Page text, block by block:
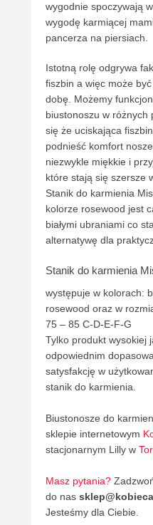
wygodnie spoczywają
wygodę karmiącej
pancerza na piersiach.
Istotną rolę odgrywa
fiszbin a więc może
dobę. Możemy
biustonoszu w różnych
się że uciskająca
podnieść komfort
niezwykle miękkie i
które stają się szersze
Stanik do karmienia
kolorze rosewood jest
białymi ubraniami co
alternatywę dla
Stanik do karmienia
występuje w kolorach:
rosewood oraz w
75 – 85 C-D-E-F-G
Tylko produkt wysokiej
odpowiednim
satysfakcję w
stanik do karmienia.
Biustonosze do
sklepie internetowym
stacjonarnym Lilly w
Masz pytania?
do nas
Jesteśmy dla Ciebie.